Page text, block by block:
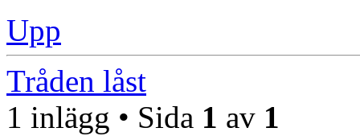
Upp
Tråden låst
1 inlägg • Sida 1 av 1